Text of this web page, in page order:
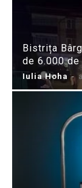
Bistrița
de 6.000
Iulia Hoha -